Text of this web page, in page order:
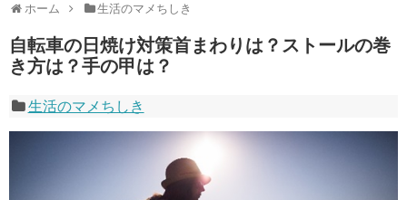
ホーム 生活のマメちしき
自転車の日焼け対策首まわりは？ストールの巻
き方は？手の甲は？
生活のマメちしき